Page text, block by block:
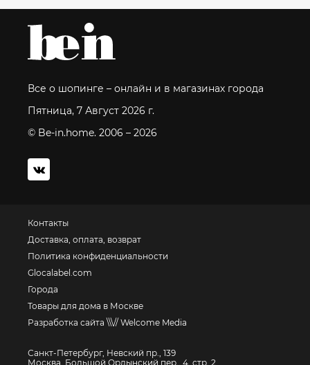
Все о шопинге – онлайн и в магазинах города
Пятница, 7 Август 2026 г.
© Be-in.home. 2006 – 2026
Контакты
Доставка, оплата, возврат
Политика конфиденциальности
Glocalabel.com
Города
Товары для дома в Москве
Разработка сайта \\\// Welcome Media
Санкт-Петербург, Невский пр., 139
Москва, Большой Ордынский пер., 4, стр. 2